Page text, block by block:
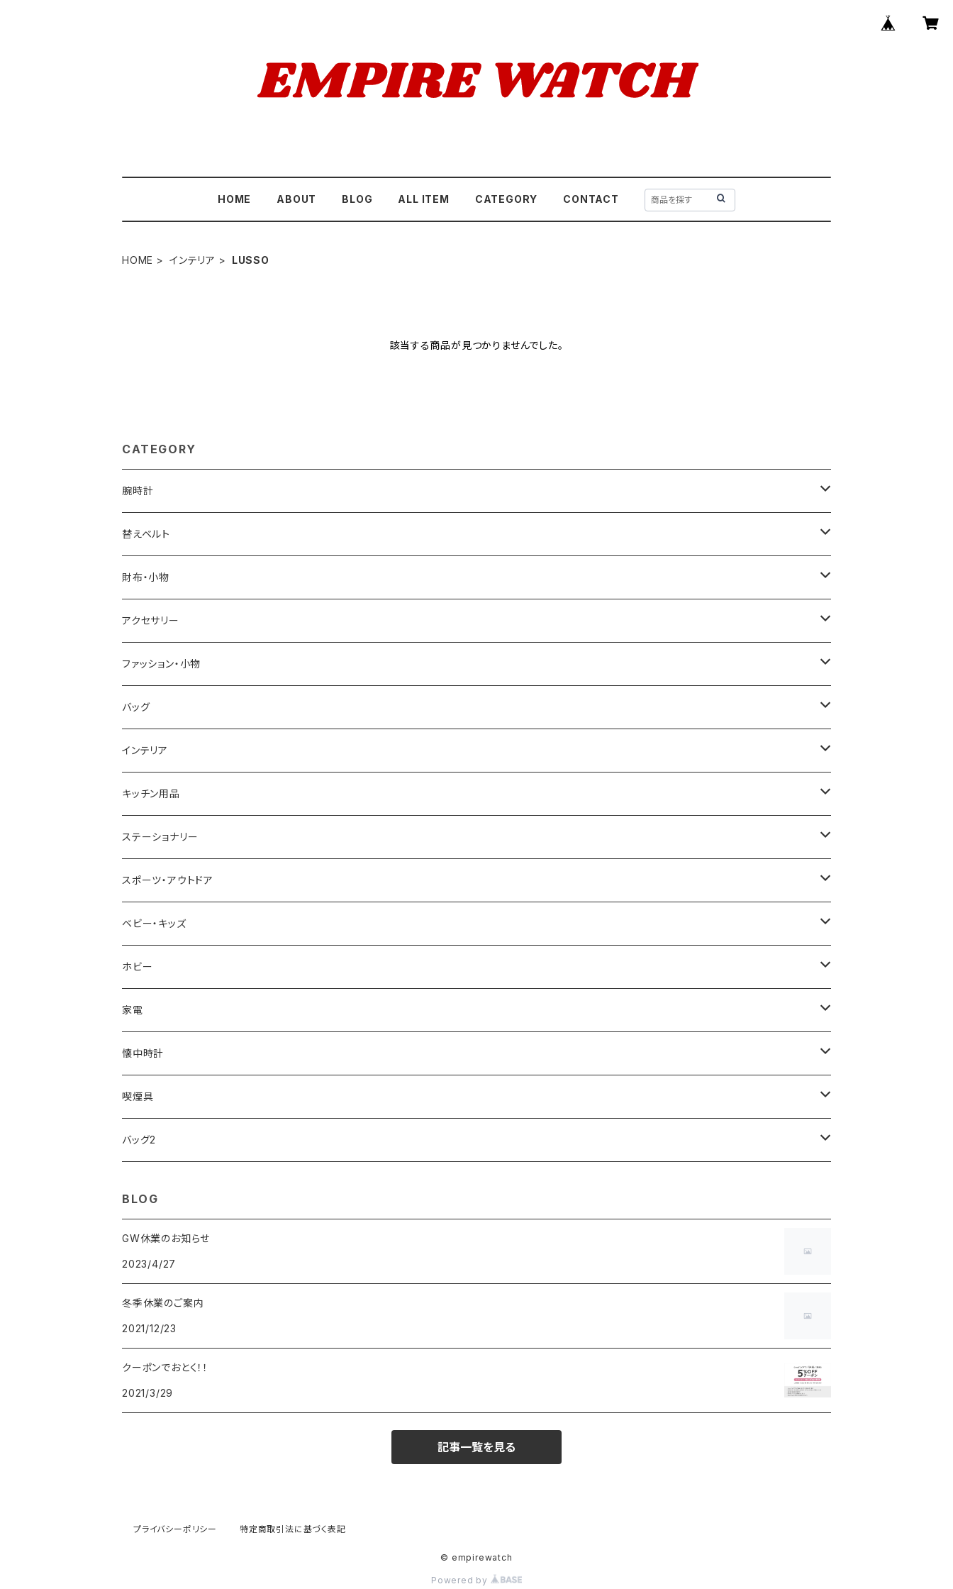
HOME ABOUT BLOG ALL ITEM CATEGORY CONTACT
HOME インテリア LUSSO
該当する商品が見つかりませんでした。
CATEGORY
腕時計
ELGIN
SALVATORE MARRA
CASIO
GRANDEUR
COGU
GAGA MILANO
CACTUS
TIMEX
NIXON
AVALANCHE
ORIENT
ZEPPELIN
SKAGEN
FOOTBALL WATCHES
ARCA FUTURA
DISNEY
FOREVER
CLUSE
KAPTEN&SON
替えベルト
COACH
DANIEL WELLINGTON
LACOSTE
DIESEL
MICHAEL KORS
NO BRAND
財布・小物
SONNE
DUCT
TRANSNUMBER
SAAMA HOMME
ARNOLD PALMER
MICHAEL KORS
DIESEL
ALV
Merge
ETTINGER
COACH
BVLGARI
VANQUISH
DUNHILL
BEAMZSQUARE
TOMMY HILFIGER
その他
アクセサリー
GUCCI
TIFFANY&CO
FOLLI FOLLIE
POLICE
PAUL HEWITT
22designstudio
BOTTEGA VENETA
EMPORIO ARMANI
CALVIN KLEIN
DANIEL WELLINGTON
SWAROVSKI
VIVIENNE WESTWOOD
MICHAEL KORS
MARC JACOBS
DIESEL
PAUL SMITH
ファッション・小物
DAKS
栃木レザー
NIKE
DUNHILL
NEWYORKER
OROBIANCO
Ellese
COLEMAN
MONTBLANC
Fashion Accessory Cllection
ISLAND
ATLANTIC STARS
VIVIENNE WESTWOOD
POLO RALPH LAUREN
MONCLER
バッグ
MANHATTAN PORTAGE
United HOMME
RODANIA
BEAMZSQUARE
BLAZER CLUB
ANDY HAWARD
G GUSTO
GULLWING
LESPORTSAC
PRADA
BROMPTON
HAMILTON
INCASE
GREGORY
インテリア
CRYSTOCRAFT
SEIKO
CITIZEN
BRAUN
RHYTHM
BLOSSOM
MONDAINE
MAWA
その他
TANACOCORO
WOODEN
CASIO
キッチン用品
I'mD
Helios
VALENTINO VISCANI
ステーショナリー
LAMY
WATERMAN
PARKER
PELIKAN
CROSS
MONTBLANC
SWAROVSKI
スポーツ・アウトドア
Trangia
Barebones
FEUERHAND
CASIO
ベビー・キッズ
ふわりぃ
ERGO BABY
ホビー
その他
AMOS
OMMIX
COACH
家電
CREATE
TORAY
OMRON
Micol
懐中時計
MONDAINE
喫煙具
ZIPPO
バッグ2
BLOG
GW休業のお知らせ
2023/4/27
冬季休業のご案内
2021/12/23
クーポンでおとく！！
2021/3/29
記事一覧を見る
プライバシーポリシー 特定商取引法に基づく表記
© empirewatch
Powered by